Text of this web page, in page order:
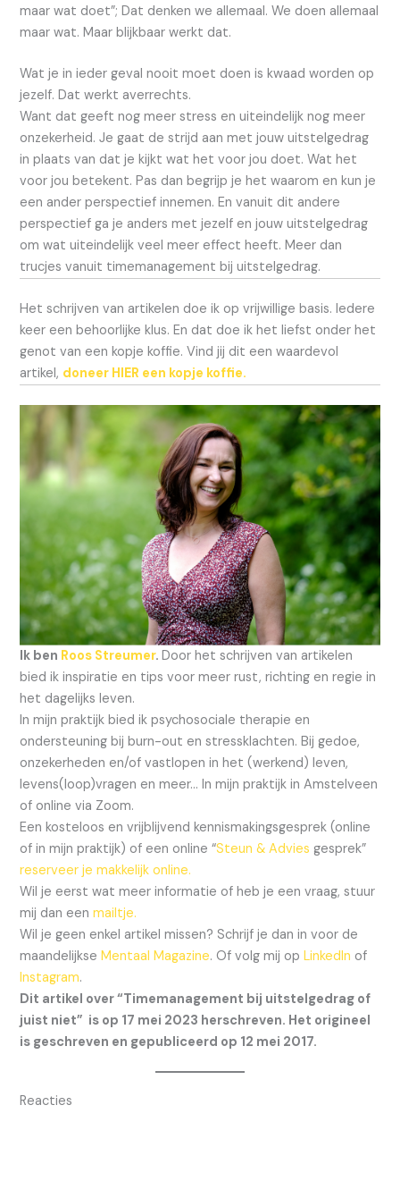
maar wat doet”; Dat denken we allemaal. We doen allemaal
maar wat. Maar blijkbaar werkt dat.
Wat je in ieder geval nooit moet doen is kwaad worden op
jezelf. Dat werkt averrechts.
Want dat geeft nog meer stress en uiteindelijk nog meer
onzekerheid. Je gaat de strijd aan met jouw uitstelgedrag
in plaats van dat je kijkt wat het voor jou doet. Wat het
voor jou betekent. Pas dan begrijp je het waarom en kun je
een ander perspectief innemen. En vanuit dit andere
perspectief ga je anders met jezelf en jouw uitstelgedrag
om wat uiteindelijk veel meer effect heeft. Meer dan
trucjes vanuit timemanagement bij uitstelgedrag.
Het schrijven van artikelen doe ik op vrijwillige basis. Iedere
keer een behoorlijke klus. En dat doe ik het liefst onder het
genot van een kopje koffie. Vind jij dit een waardevol
artikel, doneer HIER een kopje koffie.
Ik ben Roos Streumer.Door het schrijven van artikelen
bied ik inspiratie en tips voor meer rust, richting en regie in
het dagelijks leven.
In mijn praktijk bied ik psychosociale therapie en
ondersteuning bij burn-out en stressklachten. Bij gedoe,
onzekerheden en/of vastlopen in het (werkend) leven,
levens(loop)vragen en meer… In mijn praktijk in Amstelveen
of online via Zoom.
Een kosteloos en vrijblijvend kennismakingsgesprek (online
of in mijn praktijk) of een online “Steun & Advies gesprek”
reserveer je makkelijk online.
Wil je eerst wat meer informatie of heb je een vraag, stuur
mij dan eenmailtje.
Wil je geen enkel artikel missen? Schrijf je dan in voor de
maandelijkseMentaal Magazine. Of volg mij opLinkedIn of
Instagram.
Dit artikel over “Timemanagement bij uitstelgedrag of
juist niet” is op 17 mei 2023 herschreven. Het origineel
is geschreven en gepubliceerd op 12 mei 2017.
Reacties